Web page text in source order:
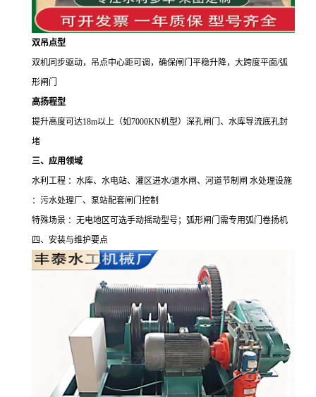
双吊点型
双机同步驱动，吊点中心距可调，确保闸门平稳升降， 大跨度平面/弧
形闸门
高扬程型
提升高度可达18m以上（如7000KN机型）深孔闸门、水库导流底孔封
堵
三、应用领域
水利工程 ：水库、水电站、灌区进水/退水闸、河道节制闸 水处理设施
：污水处理厂、泵站配套闸门控制
特殊场景 ：无电地区可选手动摇动型号；弧形闸门需专用弧门卷扬机
四、安装与维护要点